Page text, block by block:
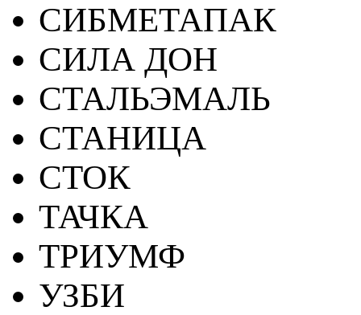
СИБМЕТАПАК
СИЛА ДОН
СТАЛЬЭМАЛЬ
СТАНИЦА
СТОК
ТАЧКА
ТРИУМФ
УЗБИ